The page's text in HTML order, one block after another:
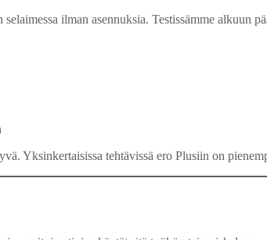
ilman asennuksia. Testissämme alkuun
Yksinkertaisissa tehtävissä ero Plusiin on